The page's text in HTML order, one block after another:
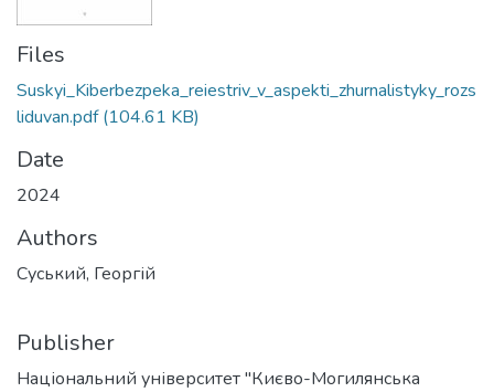
Files
Suskyi_Kiberbezpeka_reiestriv_v_aspekti_zhurnalistyky_rozs
liduvan.pdf(104.61 KB)
Date
2024
Authors
Суський, Георгій
Publisher
Національний університет "Києво-Могилянська